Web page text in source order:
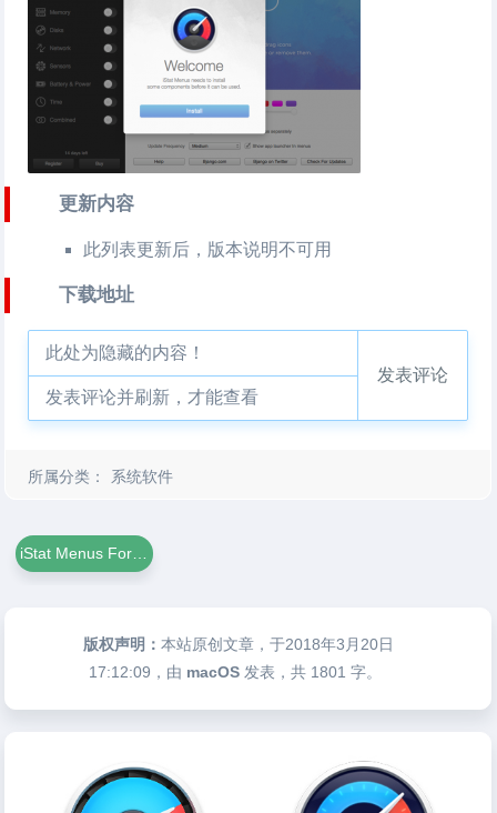
更新内容
此列表更新后，版本说明不可用
下载地址
此处为隐藏的内容！
发表评论并刷新，才能查看
发表评论
所属分类： 系统软件
版权声明：本站原创文章，于2018年3月20日
17:12:09 ，由 macOS 发表，共 1801 字。